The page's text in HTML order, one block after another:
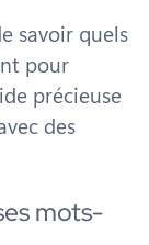
savoir quels
pour
précieuse
des
mots-